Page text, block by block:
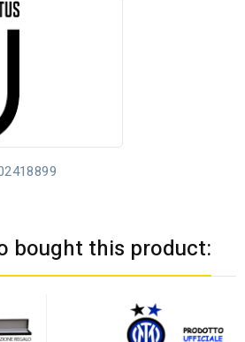
bought this product: